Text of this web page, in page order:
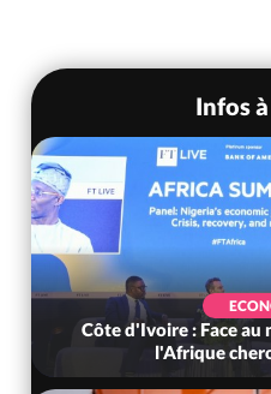
Infos
Côte d'Ivoire : Face
l'Afrique